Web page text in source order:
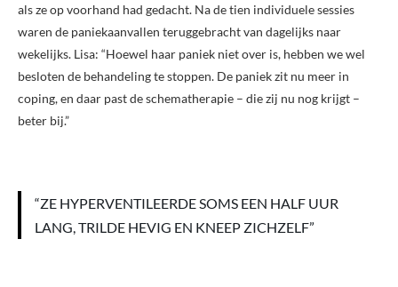
als ze op voor­hand had gedacht. Na de tien individuele sessies
waren de paniekaanvallen teruggebracht van dagelijks naar
wekelijks. Lisa: “Hoewel haar paniek niet over is, hebben we wel
besloten de behandeling te stoppen. De paniek zit nu meer in
coping, en daar past de schematherapie – die zij nu nog krijgt –
beter bij.”
“ZE HYPERVENTILEERDE SOMS EEN HALF UUR
LANG, TRILDE HEVIG EN KNEEP ZICHZELF”